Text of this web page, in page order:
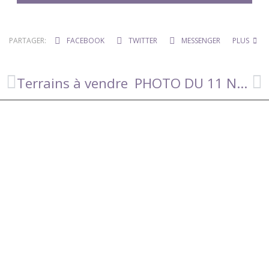
PARTAGER: FACEBOOK TWITTER MESSENGER PLUS
Terrains à vendre PHOTO DU 11 NOVEMBRE 2025